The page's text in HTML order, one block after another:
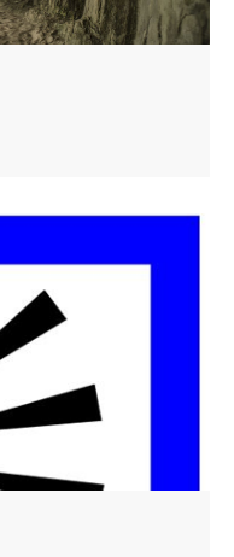
plus grand Canyon
de la Maline.